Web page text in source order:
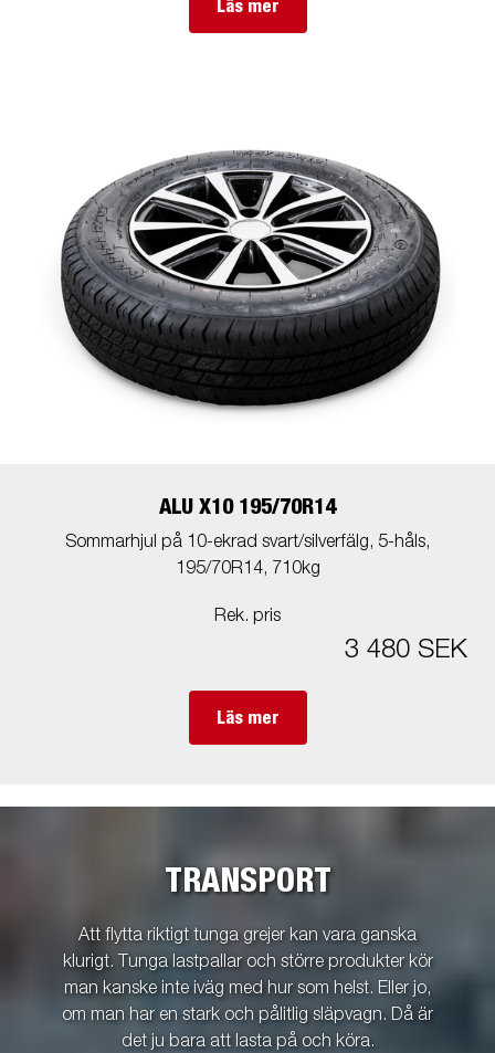
Läs mer
ALU X10 195/70R14
Sommarhjul på 10-ekrad svart/silverfälg, 5-håls,
195/70R14, 710kg
Rek. pris
3 480 SEK
Läs mer
TRANSPORT
Att flytta riktigt tunga grejer kan vara ganska
klurigt. Tunga lastpallar och större produkter kör
man kanske inte iväg med hur som helst. Eller jo,
om man har en stark och pålitlig släpvagn. Då är
det ju bara att lasta på och köra.